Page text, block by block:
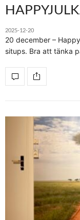
2025-12-20
20 december –
situps. Bra att tänka